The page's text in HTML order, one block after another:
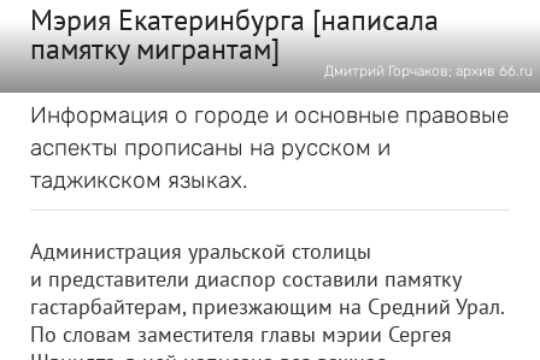
Мэрия Екатеринбурга [написала
памятку мигрантам]
Дмитрий Горчаков; архив 66.ru
Информация о городе и основные правовые
аспекты прописаны на русском и
таджикском языках.
Администрация уральской столицы
и представители диаспор составили памятку
гастарбайтерам, приезжающим на Средний Урал.
По словам заместителя главы мэрии Сергея